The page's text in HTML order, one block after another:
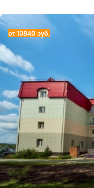
Санаторно-курортный
от 10840 руб.